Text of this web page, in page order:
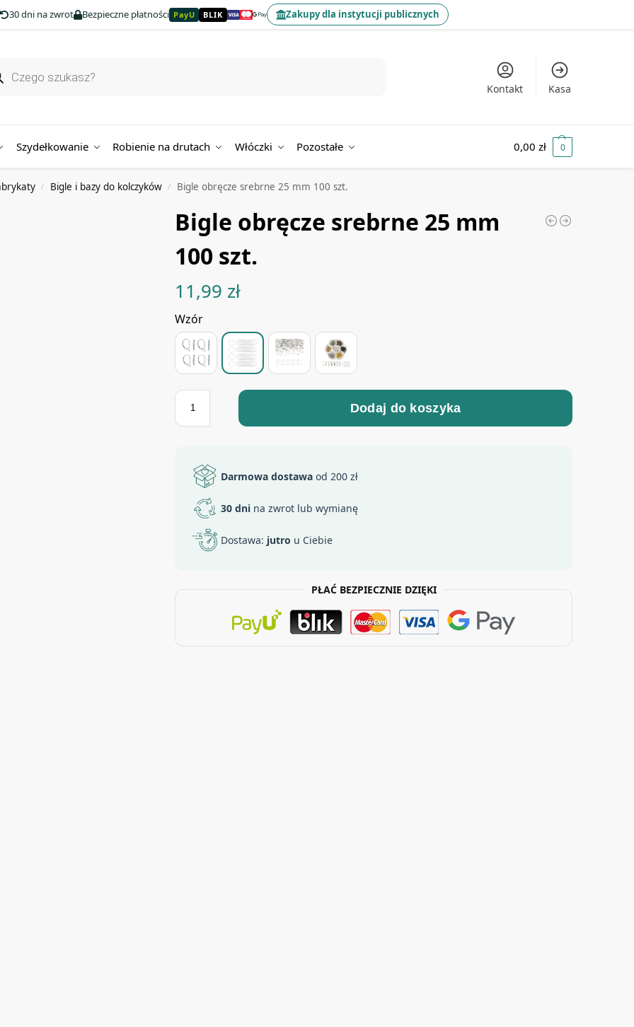
30 dni na zwrot Bezpieczne płatności PayU BLIK Zakupy dla instytucji publicznych
Kontakt Kasa
Szydełkowanie Robienie na drutach Włóczki Pozostałe 0,00 zł 0
/ Bigle i bazy do kolczyków / Bigle obręcze srebrne 25 mm 100 szt.
Bigle obręcze srebrne 25 mm
100 szt.
11,99 zł
Wzór
Dodaj do koszyka
Darmowa dostawa od 200 zł
30 dni na zwrot lub wymianę
Dostawa: jutro u Ciebie
PŁAĆ BEZPIECZNIE DZIĘKI